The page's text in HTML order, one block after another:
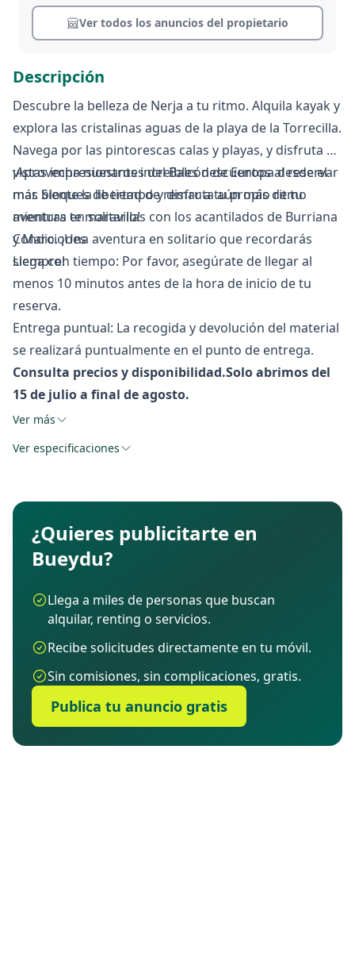
Descripción
Descubre la belleza de Nerja a tu ritmo. Alquila kayak y
explora las cristalinas aguas de la playa de la Torrecilla.
Navega por las pintorescas calas y playas, y disfruta de
vistas impresionantes del Balcón de Europa desde el
mar. Siente la libertad de remar a tu propio ritmo
mientras te maravillas con los acantilados de Burriana
y Maro. ¡Una aventura en solitario que recordarás
siempre!
¡Aprovecha nuestros increíbles descuentos al reservar
más bloques de tiempo y disfruta aún más de tu
aventura en solitario!
Condiciones
Llega con tiempo: Por favor, asegúrate de llegar al
menos 10 minutos antes de la hora de inicio de tu
reserva.
Entrega puntual: La recogida y devolución del material
se realizará puntualmente en el punto de entrega.
Consulta precios y disponibilidad.Solo abrimos del
15 de julio a final de agosto.
Ver más
Ver especificaciones
Ver todos los anuncios del propietario
¿Quieres publicitarte en
Bueydu?
Llega a miles de personas que buscan
alquilar, renting o servicios.
Recibe solicitudes directamente en tu móvil.
Sin comisiones, sin complicaciones, gratis.
Publica tu anuncio gratis